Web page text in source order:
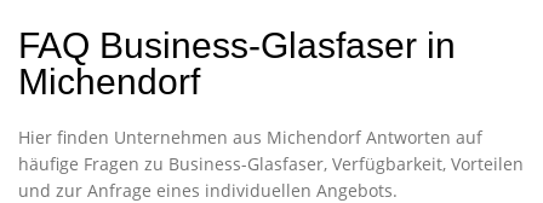
FAQ Business-Glasfaser in
Michendorf
Hier finden Unternehmen aus Michendorf Antworten auf
häufige Fragen zu Business-Glasfaser, Verfügbarkeit, Vorteilen
und zur Anfrage eines individuellen Angebots.